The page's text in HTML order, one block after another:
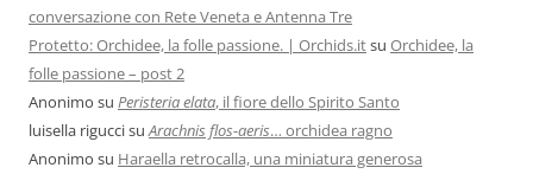
conversazione con Rete Veneta e Antenna Tre
Protetto: Orchidee, la folle passione. | Orchids.itsu Orchidee, la
folle passione – post 2
Anonimo su Peristeria elata, il fiore dello Spirito Santo
luisella riguccisu Arachnis flos-aeris… orchidea ragno
Anonimo su Haraella retrocalla, una miniatura generosa